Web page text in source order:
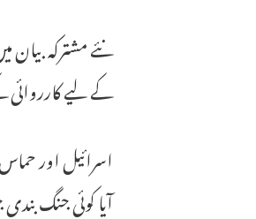
نئے مشترکہ
کے لیے کارروائی
اسرائیل اور
آیا کوئی جنگ